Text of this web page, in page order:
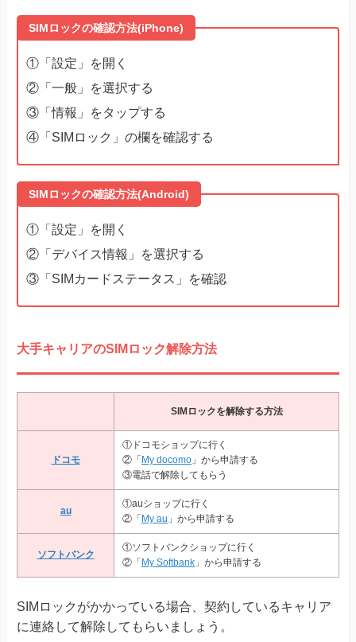
Reno7 A
Reno9 A
A55s 5G A73
A79 5G
Reno 5 A
京セラ
かんたんスマホ３
キッズタイ
Android One S10
DIGNO® SX3
DIGNO® WX
DIGNO® BX2
DuraForce EX KC-S703
Libero Flip
Libero 5G II
あんしんファミリースマホ
SIMロックの確認方法(iPhone)
①「設定」を開く
②「一般」を選択する
③「情報」をタップする
④「SIMロック」の欄を確認する
SIMロックの確認方法(Android)
①「設定」を開く
②「デバイス情報」を選択する
③「SIMカードステータス」を確認
大手キャリアのSIMロック解除方法
SIMロックを解除する方法
ドコモ
①ドコモショップに行く
②「 My docomo 」から申請する
③電話で解除してもらう
au
①auショップに行く
②「 My au 」から申請する
ソフトバンク
①ソフトバンクショップに行く
②「 My Softbank 」から申請する
SIMロックがかかっている場合、契約しているキャリア
に連絡して解除してもらいましょう。